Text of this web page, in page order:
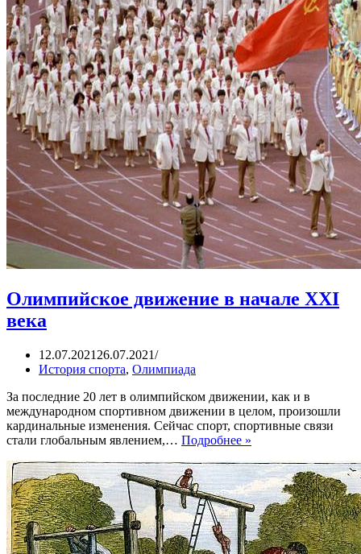
Олимпийское движение в начале XXI
века
12.07.2021 26.07.2021
История спорта, Олимпиада
За последние 20 лет в олимпийском движении, как и в
международном спортивном движении в целом, произошли
кардинальные изменения. Сейчас спорт, спортивные связи
стали глобальным явлением,… Подробнее »
в
начале
XXI
века